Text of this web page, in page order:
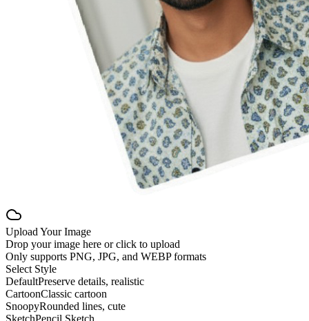
Upload Your Image
Drop your image here or click to upload
Only supports PNG, JPG, and WEBPformats
Select Style
DefaultPreserve details, realistic
CartoonClassic cartoon
SnoopyRounded lines, cute
SketchPencil Sketch